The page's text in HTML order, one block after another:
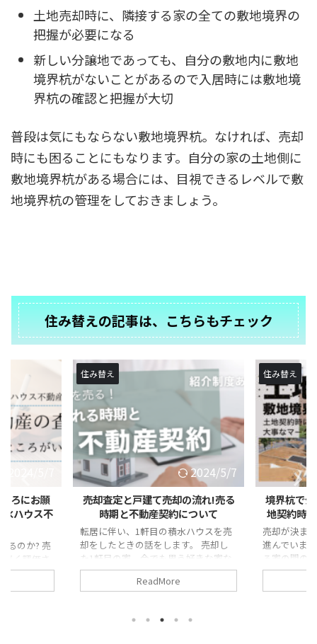
土地売却時に、隣接する家の全ての敷地境界の
把握が必要になる
新しい分譲地であっても、自分の敷地内に敷地
境界杭がないことがあるので入居時には敷地境
界杭の確認と把握が大切
普段は気にもならない敷地境界杭。なければ、売却
時にも困ることにもなります。自分の家の土地側に
敷地境界杭がある場合には、目視できるレベルで敷
地境界杭の管理をしておきましょう。
住み替えの記事は、こちらもチェック
流れ!売る
ついて
。 売却し
きな家な
てなかった
住み替え
2024/1/21
境界杭で分かる隣家との境界線!土
地契約時に確認する大事なマーク
売却が決まった我が家、話はどんどん
進んでいますが問題点が1つ 隣接す
る家の間の敷地境界線が 積水ハウス
の分譲地なのに不明瞭 敷地境界杭
は、家同士が隣接する場所の目印で
点です。 1箇所の敷地境界杭が確認で
ReadMore
住み替え
注文住宅
の家を売
引っ越しを
の進学 徒
私立の学校